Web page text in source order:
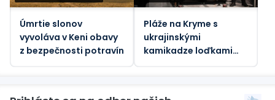
Úmrtie slonov
vyvoláva v Keni obavy
z bezpečnosti potravín
Pláže na Kryme s
ukrajinskými
kamikadze loďkami